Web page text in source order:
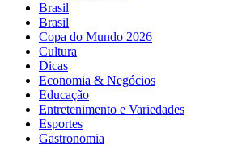
Brasil
Brasil
Copa do Mundo 2026
Cultura
Dicas
Economia & Negócios
Educação
Entretenimento e Variedades
Esportes
Gastronomia